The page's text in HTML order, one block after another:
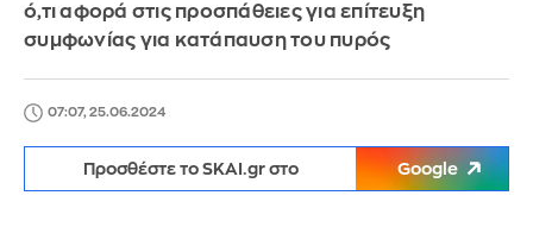
ό,τι αφορά στις προσπάθειες για επίτευξη
συμφωνίας για κατάπαυση του πυρός
07:07, 25.06.2024
Προσθέστε το SKAI.gr στο Google